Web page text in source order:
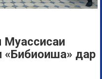
Муассисаи
«Бибиоиша» дар